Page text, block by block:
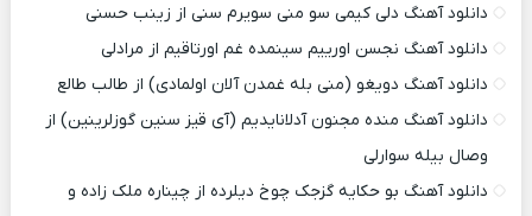
دانلود آهنگ دلی کیمی سو منی سویرم سنی از زینب حسنی
دانلود آهنگ نجسن اورییم سینمده غم اورتاقیم از مرادلی
دانلود آهنگ دویغو (منی بله غمدن آلان اولمادی) از طالب طالع
دانلود آهنگ منده مجنون آدلانایدیم (آی قیز سنین گوزلرینین) از
وصال بیله سوارلی
دانلود آهنگ بو حکایه گزجک چوخ دیلرده از چیناره ملک زاده و